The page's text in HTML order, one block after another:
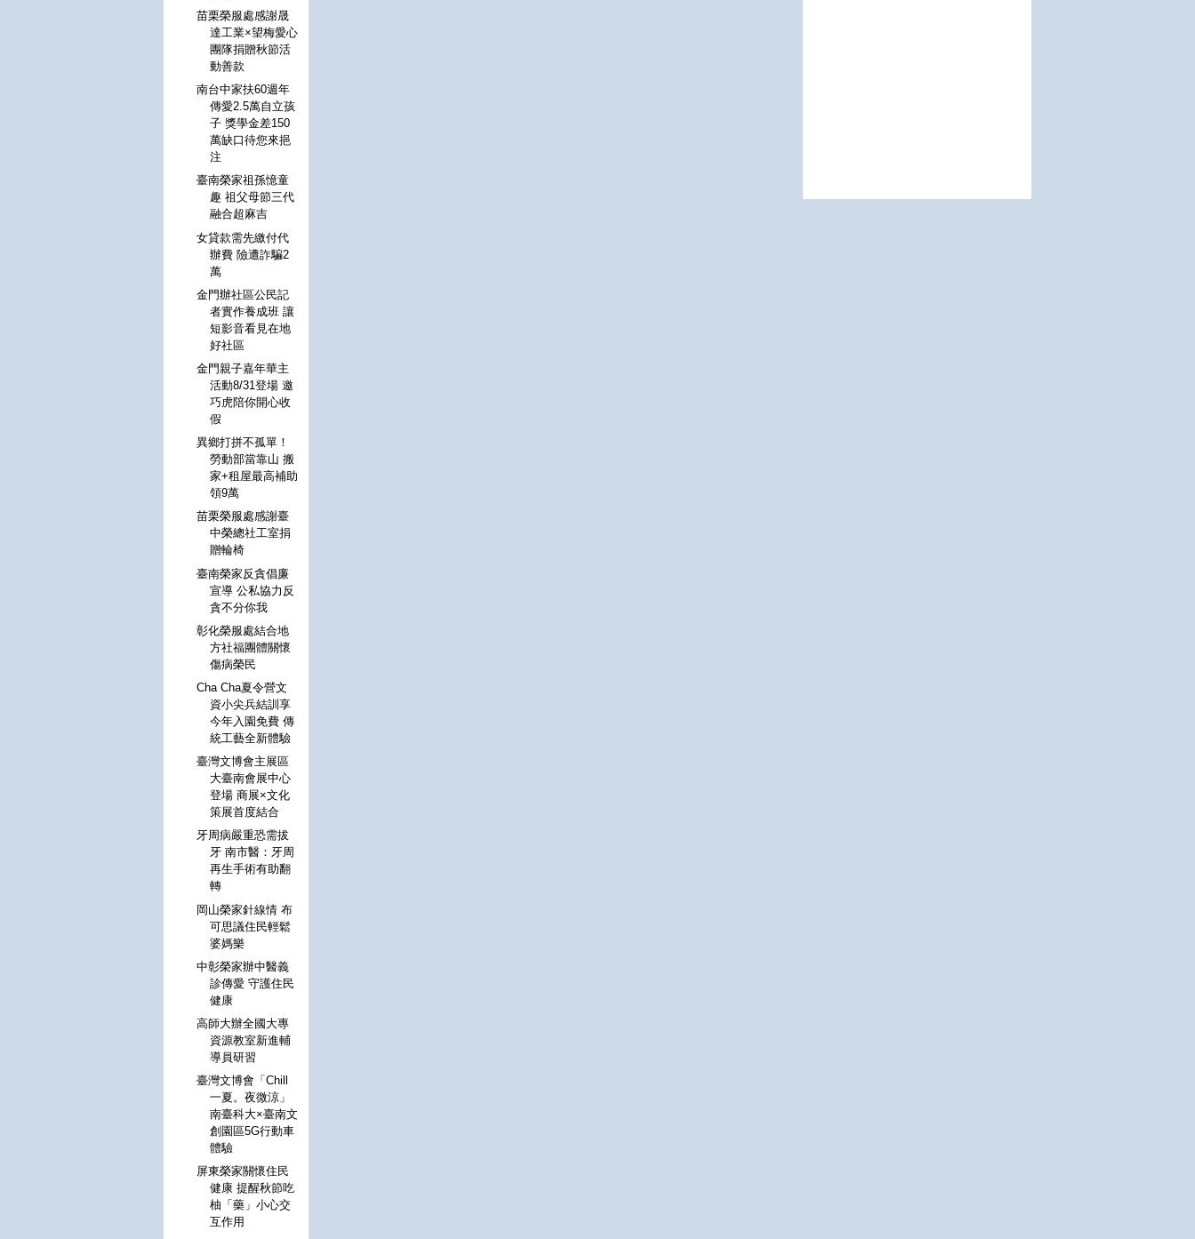
苗栗榮服處感謝晟
達工業×望梅愛心
團隊捐贈秋節活
動善款
南台中家扶60週年
傳愛2.5萬自立孩
子 獎學金差150
萬缺口待您來挹
注
臺南榮家祖孫憶童
趣 祖父母節三代
融合超麻吉
女貸款需先繳付代
辦費 險遭詐騙2
萬
金門辦社區公民記
者實作養成班 讓
短影音看見在地
好社區
金門親子嘉年華主
活動8/31登場 邀
巧虎陪你開心收
假
異鄉打拼不孤單！
勞動部當靠山 搬
家+租屋最高補助
領9萬
苗栗榮服處感謝臺
中榮總社工室捐
贈輪椅
臺南榮家反貪倡廉
宣導 公私協力反
貪不分你我
彰化榮服處結合地
方社福團體關懷
傷病榮民
Cha Cha夏令營文
資小尖兵結訓享
今年入園免費 傳
統工藝全新體驗
臺灣文博會主展區
大臺南會展中心
登場 商展×文化
策展首度結合
牙周病嚴重恐需拔
牙 南市醫：牙周
再生手術有助翻
轉
岡山榮家針線情 布
可思議住民輕鬆
婆媽樂
中彰榮家辦中醫義
診傳愛 守護住民
健康
高師大辦全國大專
資源教室新進輔
導員研習
臺灣文博會「Chill
一夏。夜微涼」
南臺科大×臺南文
創園區5G行動車
體驗
屏東榮家關懷住民
健康 提醒秋節吃
柚「藥」小心交
互作用